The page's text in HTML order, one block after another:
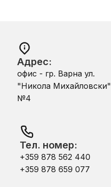
Адрес:
офис - гр. Варна ул.
"Никола Михайловски"
№4
Тел. номер:
+359 878 562 440
+359 878 659 077